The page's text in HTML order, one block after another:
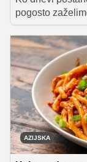
pogosto
preprostega.
in nas spomni
AZIJSKA